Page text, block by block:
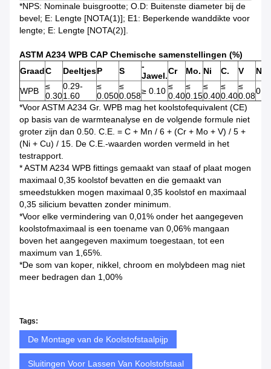
*NPS: Nominale buisgrootte; O.D: Buitenste diameter bij de
bevel; E: Lengte [NOTA(1)]; E1: Beperkende wanddikte voor
lengte; E: Lengte [NOTA(2)].
ASTM A234 WPB CAP Chemische samenstellingen (%)
GraadC DeeltjesP S
-
Jawel.Cr Mo. Ni C. V Nb
WPB
≤
0.30
0.29-
1.60
≤
0.050
≤
0.058≥ 0.10 ≤
0.40
≤
0.15
≤
0.40
≤
0.40
≤
0.08
*Voor ASTM A234 Gr. WPB mag het koolstofequivalent (CE)
op basis van de warmteanalyse en de volgende formule niet
groter zijn dan 0.50. C.E. = C + Mn / 6 + (Cr + Mo + V) / 5 +
(Ni + Cu) / 15. De C.E.-waarden worden vermeld in het
testrapport.
* ASTM A234 WPB fittings gemaakt van staaf of plaat mogen
maximaal 0,35 koolstof bevatten en die gemaakt van
smeedstukken mogen maximaal 0,35 koolstof en maximaal
0,35 silicium bevatten zonder minimum.
*Voor elke vermindering van 0,01% onder het aangegeven
koolstofmaximaal is een toename van 0,06% mangaan
boven het aangegeven maximum toegestaan, tot een
maximum van 1,65%.
*De som van koper, nikkel, chroom en molybdeen mag niet
meer bedragen dan 1,00%
Tags:
De Montage van de Koolstofstaalpijp
Sluitingen Voor Lassen Van Koolstofstaal